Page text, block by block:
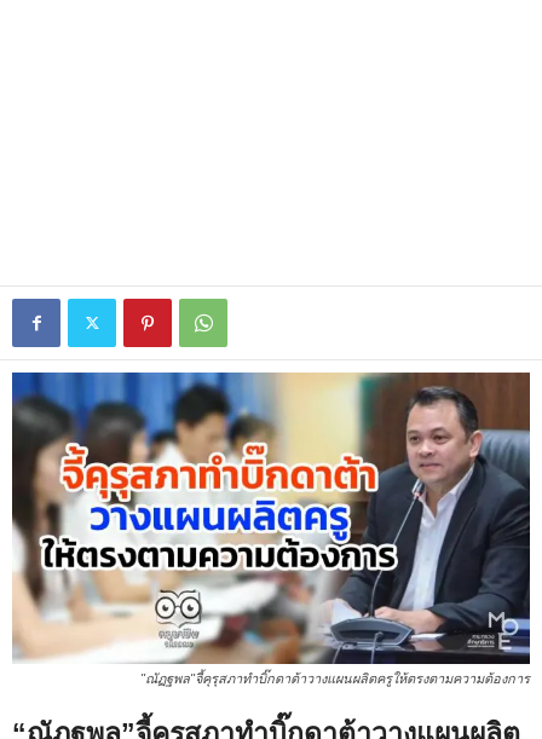
"ณัฏฐพล"จี้คุรุสภาทำบิ๊กดาต้าวางแผนผลิตครูให้ตรงตามความต้องการ
“ณัฏฐพล”จี้คุรุสภาทำบิ๊กดาต้าวางแผนผลิต